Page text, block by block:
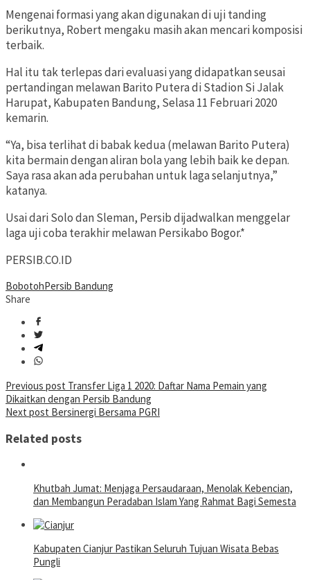
Mengenai formasi yang akan digunakan di uji tanding
berikutnya, Robert mengaku masih akan mencari komposisi
terbaik.
Hal itu tak terlepas dari evaluasi yang didapatkan seusai
pertandingan melawan Barito Putera di Stadion Si Jalak
Harupat, Kabupaten Bandung, Selasa 11 Februari 2020
kemarin.
“Ya, bisa terlihat di babak kedua (melawan Barito Putera)
kita bermain dengan aliran bola yang lebih baik ke depan.
Saya rasa akan ada perubahan untuk laga selanjutnya,”
katanya.
Usai dari Solo dan Sleman, Persib dijadwalkan menggelar
laga uji coba terakhir melawan Persikabo Bogor.*
PERSIB.CO.ID
BobotohPersib Bandung
Share
Post
navigation
Previous post Transfer Liga 1 2020: Daftar Nama Pemain yang
Dikaitkan dengan Persib Bandung
Next post Bersinergi Bersama PGRI
Related posts
Khutbah Jumat: Menjaga Persaudaraan, Menolak Kebencian,
dan Membangun Peradaban Islam Yang Rahmat Bagi Semesta
Kabupaten Cianjur Pastikan Seluruh Tujuan Wisata Bebas
Pungli